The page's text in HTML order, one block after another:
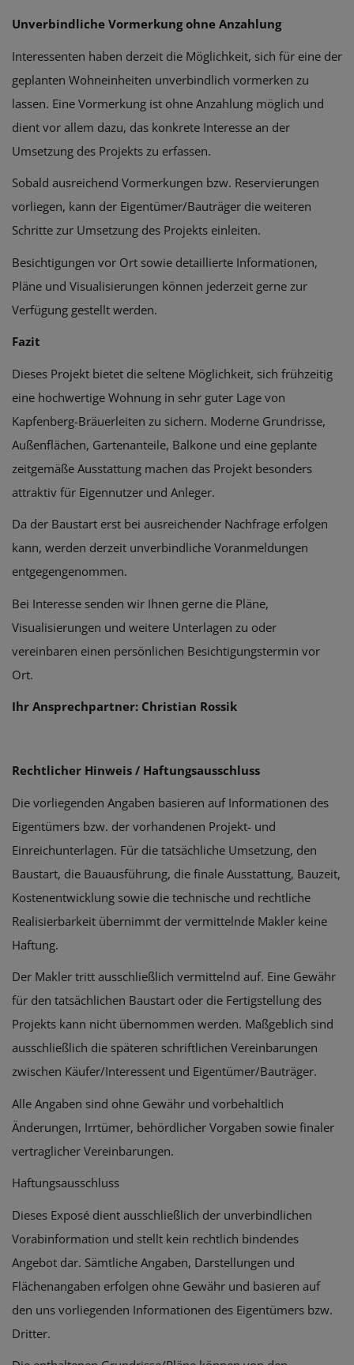
Unverbindliche Vormerkung ohne Anzahlung
Interessenten haben derzeit die Möglichkeit, sich für eine der
geplanten Wohneinheiten unverbindlich vormerken zu
lassen. Eine Vormerkung ist ohne Anzahlung möglich und
dient vor allem dazu, das konkrete Interesse an der
Umsetzung des Projekts zu erfassen.
Sobald ausreichend Vormerkungen bzw. Reservierungen
vorliegen, kann der Eigentümer/Bauträger die weiteren
Schritte zur Umsetzung des Projekts einleiten.
Besichtigungen vor Ort sowie detaillierte Informationen,
Pläne und Visualisierungen können jederzeit gerne zur
Verfügung gestellt werden.
Fazit
Dieses Projekt bietet die seltene Möglichkeit, sich frühzeitig
eine hochwertige Wohnung in sehr guter Lage von
Kapfenberg-Bräuerleiten zu sichern. Moderne Grundrisse,
Außenflächen, Gartenanteile, Balkone und eine geplante
zeitgemäße Ausstattung machen das Projekt besonders
attraktiv für Eigennutzer und Anleger.
Da der Baustart erst bei ausreichender Nachfrage erfolgen
kann, werden derzeit unverbindliche Voranmeldungen
entgegengenommen.
Bei Interesse senden wir Ihnen gerne die Pläne,
Visualisierungen und weitere Unterlagen zu oder
vereinbaren einen persönlichen Besichtigungstermin vor
Ort.
Ihr Ansprechpartner: Christian Rossik
Rechtlicher Hinweis / Haftungsausschluss
Die vorliegenden Angaben basieren auf Informationen des
Eigentümers bzw. der vorhandenen Projekt- und
Einreichunterlagen. Für die tatsächliche Umsetzung, den
Baustart, die Bauausführung, die finale Ausstattung, Bauzeit,
Kostenentwicklung sowie die technische und rechtliche
Realisierbarkeit übernimmt der vermittelnde Makler keine
Haftung.
Der Makler tritt ausschließlich vermittelnd auf. Eine Gewähr
für den tatsächlichen Baustart oder die Fertigstellung des
Projekts kann nicht übernommen werden. Maßgeblich sind
ausschließlich die späteren schriftlichen Vereinbarungen
zwischen Käufer/Interessent und Eigentümer/Bauträger.
Alle Angaben sind ohne Gewähr und vorbehaltlich
Änderungen, Irrtümer, behördlicher Vorgaben sowie finaler
vertraglicher Vereinbarungen.
Haftungsausschluss
Dieses Exposé dient ausschließlich der unverbindlichen
Vorabinformation und stellt kein rechtlich bindendes
Angebot dar. Sämtliche Angaben, Darstellungen und
Flächenangaben erfolgen ohne Gewähr und basieren auf
den uns vorliegenden Informationen des Eigentümers bzw.
Dritter.